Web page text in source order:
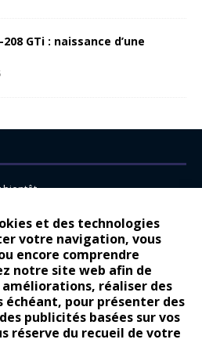
et des technologies
votre navigation, vous
encore comprendre
notre site web afin de
réaliser des
pour présenter des
publicités basées sur vos
réserve du recueil de votre
GTi : naissance d’une
bientôt…
pour Citroën
d’une légende